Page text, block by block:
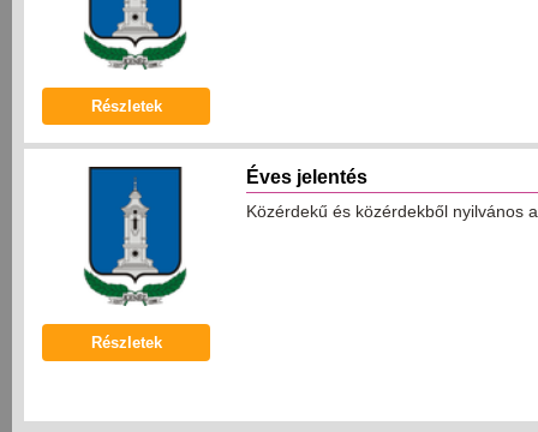
Részletek
Éves jelentés
Közérdekű és közérdekből nyilvános
Részletek